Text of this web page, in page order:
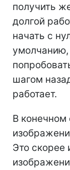
получить
долгой
начать с
умолчанию,
шагом
работает.
В конечном
Это скорее